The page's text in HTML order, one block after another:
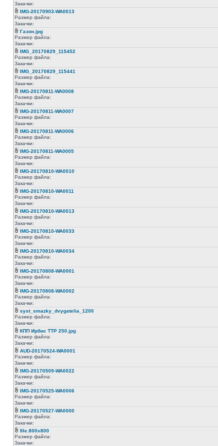
Закачки:
IMG-20170903-WA0013
Размер файла:
Закачки:
Газон.jpg
Размер файла:
Закачки:
IMG_20170829_115452
Размер файла:
Закачки:
IMG_20170829_115441
Размер файла:
Закачки:
IMG-20170811-WA0008
Размер файла:
Закачки:
IMG-20170811-WA0007
Размер файла:
Закачки:
IMG-20170811-WA0006
Размер файла:
Закачки:
IMG-20170811-WA0005
Размер файла:
Закачки:
IMG-20170810-WA0010
Размер файла:
Закачки:
IMG-20170810-WA0011
Размер файла:
Закачки:
IMG-20170810-WA0013
Размер файла:
Закачки:
IMG-20170810-WA0033
Размер файла:
Закачки:
IMG-20170810-WA0034
Размер файла:
Закачки:
IMG-20170808-WA0001
Размер файла:
Закачки:
IMG-20170808-WA0002
Размер файла:
Закачки:
syst_smazky_dvygatelia_1200
Размер файла:
Закачки:
КПП Ирбис ТТР 250.jpg
Размер файла:
Закачки:
AUD-20170524-WA0001
Размер файла:
Закачки:
IMG-20170509-WA0022
Размер файла:
Закачки:
IMG-20170525-WA0006
Размер файла:
Закачки:
IMG-20170527-WA0000
Размер файла:
Закачки:
file.800x800
Размер файла:
Закачки: